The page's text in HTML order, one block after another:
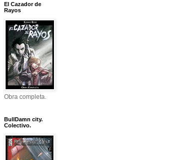
El Cazador de
Rayos
Obra completa.
BullDamn city.
Colectivo.